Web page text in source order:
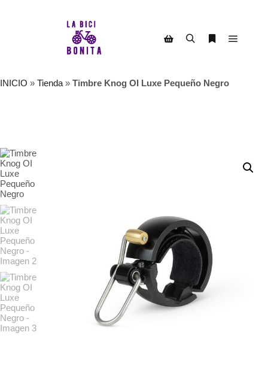
INICIO » Tienda » Timbre Knog OI Luxe Pequeño Negro